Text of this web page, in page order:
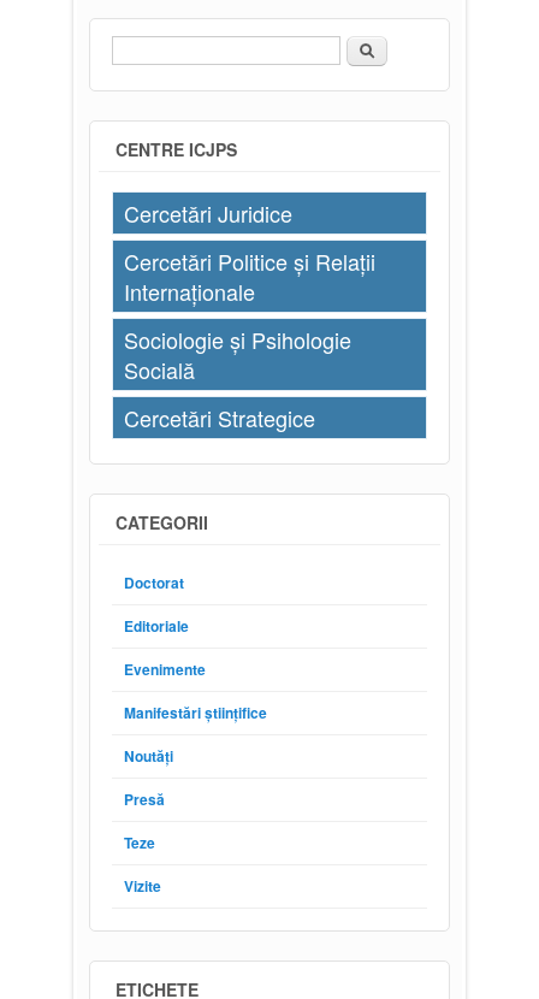
Formular de căutare
Căutare
CENTRE ICJPS
Cercetări Juridice
Cercetări Politice și Relații
Internaționale
Sociologie și Psihologie
Socială
Cercetări Strategice
CATEGORII
Doctorat
Editoriale
Evenimente
Manifestări științifice
Noutăți
Presă
Teze
Vizite
ETICHETE